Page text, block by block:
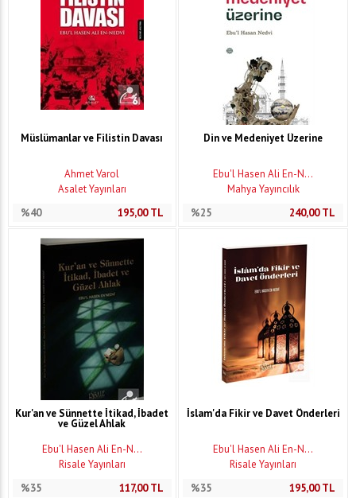
Müslümanlar ve Filistin Davası
Ahmet Varol
Asalet Yayınları
%40
195,00TL
Din ve Medeniyet Üzerine
Ebu'l Hasen Ali En-N...
Mahya Yayıncılık
%25
240,00TL
Kur'an ve Sünnette İtikad, İbadet
ve Güzel Ahlak
Ebu'l Hasen Ali En-N...
Risale Yayınları
%35
117,00TL
İslam'da Fikir ve Davet Önderleri
Ebu'l Hasen Ali En-N...
Risale Yayınları
%35
195,00TL